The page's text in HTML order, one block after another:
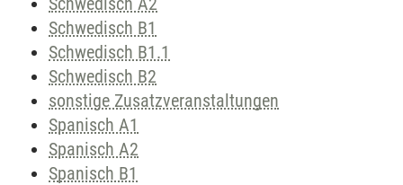
Schwedisch B1
Schwedisch B1.1
Schwedisch B2
sonstige Zusatzveranstaltungen
Spanisch A1
Spanisch A2
Spanisch B1